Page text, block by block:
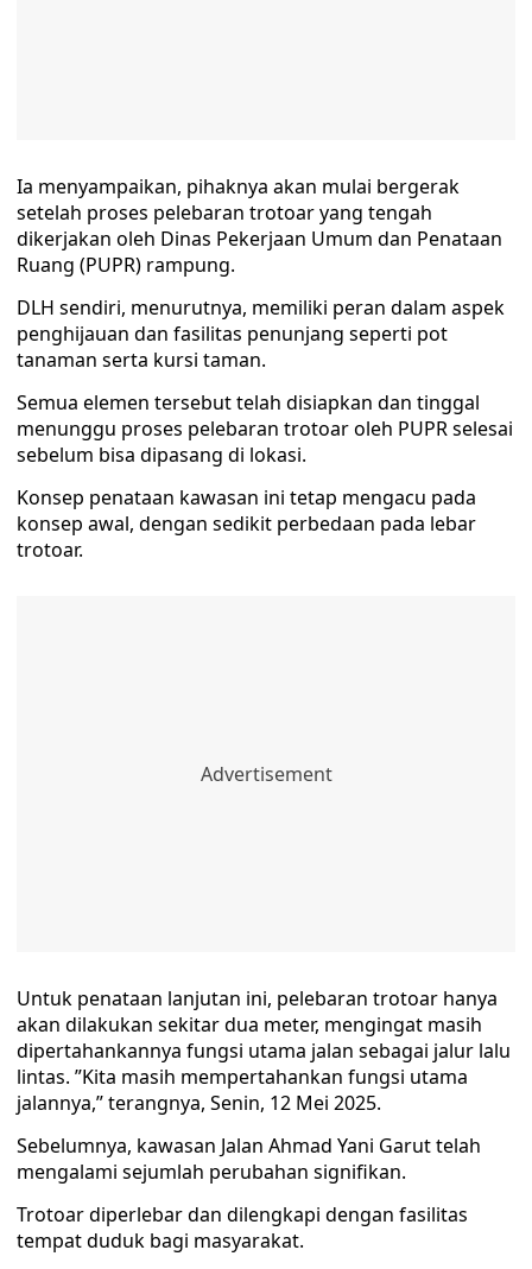
Ia menyampaikan, pihaknya akan mulai bergerak
setelah proses pelebaran trotoar yang tengah
dikerjakan oleh Dinas Pekerjaan Umum dan Penataan
Ruang (PUPR) rampung.
DLH sendiri, menurutnya, memiliki peran dalam aspek
penghijauan dan fasilitas penunjang seperti pot
tanaman serta kursi taman.
Semua elemen tersebut telah disiapkan dan tinggal
menunggu proses pelebaran trotoar oleh PUPR selesai
sebelum bisa dipasang di lokasi.
Konsep penataan kawasan ini tetap mengacu pada
konsep awal, dengan sedikit perbedaan pada lebar
trotoar.
Untuk penataan lanjutan ini, pelebaran trotoar hanya
akan dilakukan sekitar dua meter, mengingat masih
dipertahankannya fungsi utama jalan sebagai jalur lalu
lintas. ”Kita masih mempertahankan fungsi utama
jalannya,” terangnya, Senin, 12 Mei 2025.
Sebelumnya, kawasan Jalan Ahmad Yani Garut telah
mengalami sejumlah perubahan signifikan.
Trotoar diperlebar dan dilengkapi dengan fasilitas
tempat duduk bagi masyarakat.